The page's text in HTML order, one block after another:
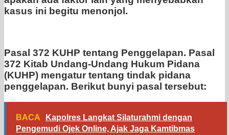
kasus ini begitu menonjol.
Pasal 372 KUHP tentang Penggelapan. Pasal
372 Kitab Undang-Undang Hukum Pidana
(KUHP) mengatur tentang tindak pidana
penggelapan. Berikut bunyi pasal tersebut:
BACA
Kapolres Langkat Silaturahmi dengan
Pengemudi Ojek Online, Ajak Jaga Kamtibmas